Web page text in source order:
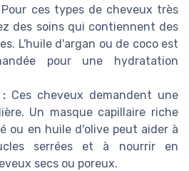
Pour ces types de cheveux très
des soins qui contiennent des
L'huile d'argan ou de coco est
pour une hydratation
Ces cheveux demandent une
Un masque capillaire riche
ou en huile d'olive peut aider à
serrées et à nourrir en
secs ou poreux.